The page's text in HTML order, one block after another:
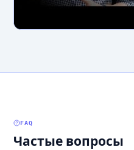
FAQ
Частые вопросы